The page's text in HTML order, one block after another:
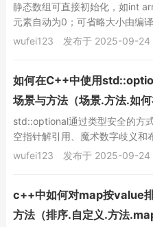
静态数组可直接初始化，如int
元素自动为0；可省略大小由编
化方...
wufei123 发布于 2025-09-24
如何在C++中使用
场景与方法（场景.方法.如
std::optional通过类型安全的方
空指针解引用、魔术数字歧义和
清晰度与安全性。 std::...
wufei123 发布于 2025-09-24
c++中如何对map按value
方法（排序.自定义.方法